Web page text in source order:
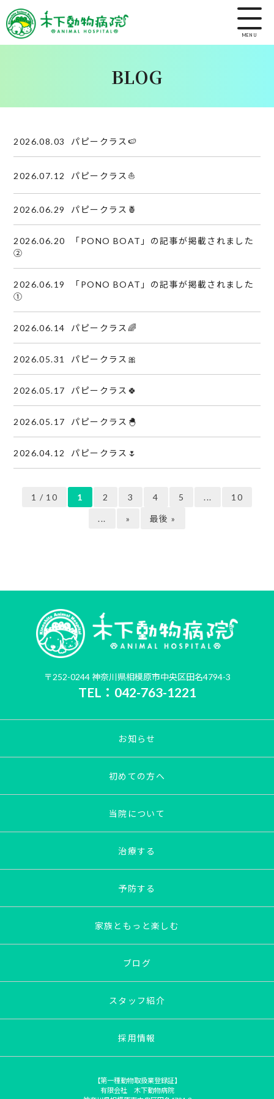
MENU
BLOG
2026.08.03 パピークラス🍉
2026.07.12 パピークラス⛵️
2026.06.29 パピークラス🍍
2026.06.20
「PONO BOAT」の記事が掲載されました
②
2026.06.19
「PONO BOAT」の記事が掲載されました
①
2026.06.14 パピークラス🌈
2026.05.31 パピークラス🎀
2026.05.17 パピークラス🍀
2026.05.17 パピークラス🐣
2026.04.12 パピークラス🌷
1 / 10 1 2 3 4 5 ... 10
... » 最後 »
〒252-0244 神奈川県相模原市中央区田名4794-3
TEL：042-763-1221
お知らせ
初めての方へ
当院について
治療する
予防する
家族ともっと楽しむ
ブログ
スタッフ紹介
採用情報
【第一種動物取扱業登録証】
有限会社 木下動物病院